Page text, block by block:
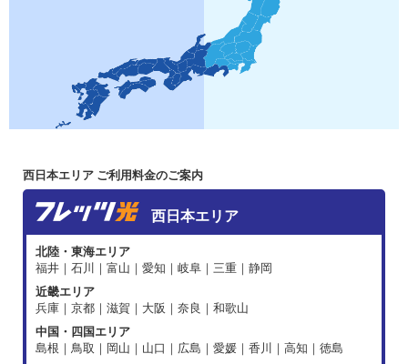
西日本エリア ご利用料金のご案内
西日本エリア
北陸・東海エリア
福井｜石川｜富山｜愛知｜岐阜｜三重｜静岡
近畿エリア
兵庫｜京都｜滋賀｜大阪｜奈良｜和歌山
中国・四国エリア
島根｜鳥取｜岡山｜山口｜広島｜愛媛｜香川｜高知｜徳島